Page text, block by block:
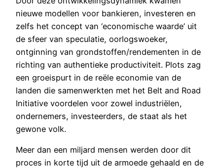
nieuwe modellen voor bankieren, investeren en
zelfs het concept van ‘economische waarde’ uit
de sfeer van speculatie, oorlogswoeker,
ontginning van grondstoffen/rendementen in de
richting van authentieke productiviteit. Plots zag
een groeispurt in de reële economie van de
landen die samenwerkten met het Belt and Road
Initiative voordelen voor zowel industriëlen,
ondernemers, investeerders, de staat als het
gewone volk.
Meer dan een miljard mensen werden door dit
proces in korte tijd uit de armoede gehaald en de